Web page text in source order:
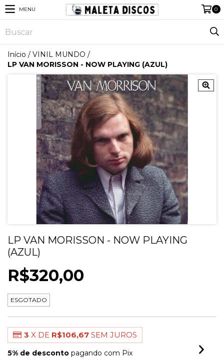
MENU 0
Início / VINIL MUNDO /
LP VAN MORISSON - NOW PLAYING (AZUL)
LP VAN MORISSON - NOW PLAYING
(AZUL)
R$320,00
ESGOTADO
3 X DE R$106,67 SEM JUROS
5% de desconto pagando com Pix